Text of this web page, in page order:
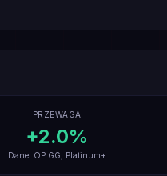
PRZEWAGA
+2.0%
Dane: OP.GG, Platinum+